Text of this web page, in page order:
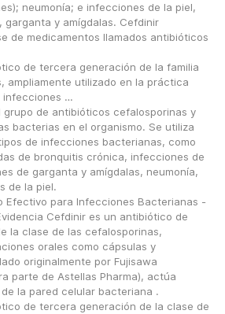
neumonía; e infecciones de la piel,
garganta y amígdalas. Cefdinir
de medicamentos llamados antibióticos
de tercera generación de la familia
ampliamente utilizado en la práctica
infecciones …
de antibióticos cefalosporinas y
bacterias en el organismo. Se utiliza
de infecciones bacterianas, como
de bronquitis crónica, infecciones de
de garganta y amígdalas, neumonía,
de la piel.
Efectivo para Infecciones Bacterianas -
Cefdinir es un antibiótico de
la clase de las cefalosporinas,
orales como cápsulas y
originalmente por Fujisawa
parte de Astellas Pharma), actúa
la pared celular bacteriana .
de tercera generación de la clase de